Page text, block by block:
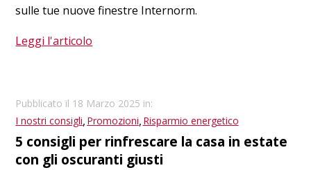
sulle tue nuove finestre Internorm.
Leggi l'articolo
Pubblicato il 18 Marzo 2025 in:
I nostri consigli, Promozioni, Risparmio energetico
5 consigli per rinfrescare la casa in estate
con gli oscuranti giusti